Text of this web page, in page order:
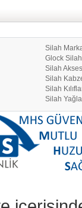
Silah
Glock
Silah
Silah
Silah
Silah